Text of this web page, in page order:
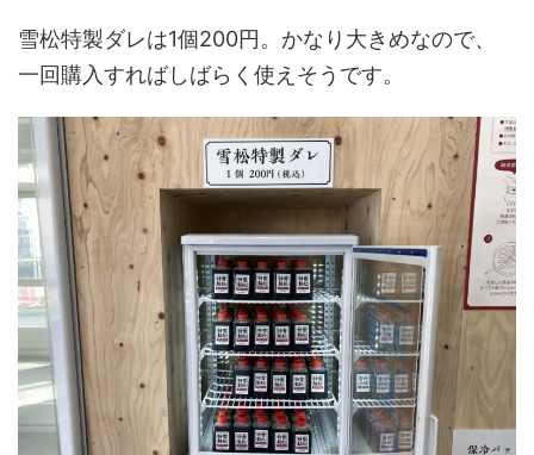
雪松特製ダレは1個200円。かなり大きめなので、
一回購入すればしばらく使えそうです。